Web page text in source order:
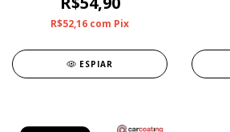
R$52,16 com Pix
ESPIAR